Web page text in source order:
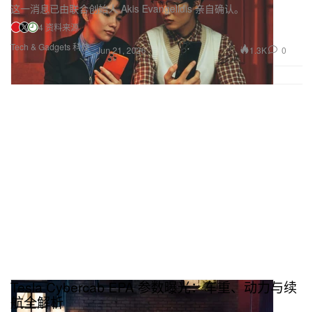
Tech & Gadgets 科技
这一消息已由联合创始人 Akis Evangelidis 亲自确认。
4 资料来源
Jun 21, 2026
1.3K 0
Tesla Cybercab EPA 参数曝光：车重、动力与续
航全解析